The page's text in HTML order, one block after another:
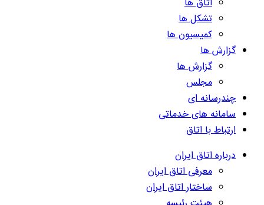
اتاق ها
تشکل ها
کمیسیون ها
گزارش ها
گزارش ها
مجلس
چندرسانه ای
سامانه های خدماتی
ارتباط با اتاق
درباره اتاق ایران
معرفی اتاق ایران
ساختار اتاق ایران